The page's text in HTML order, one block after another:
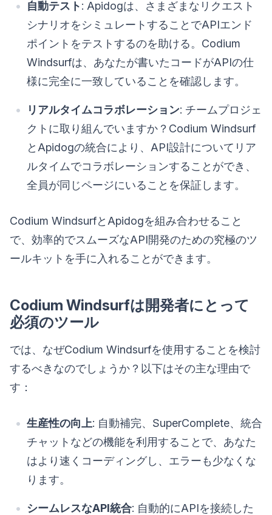
自動テスト: Apidogは、さまざまなリクエスト
シナリオをシミュレートすることでAPIエンド
ポイントをテストするのを助ける。Codium
Windsurfは、あなたが書いたコードがAPIの仕
様に完全に一致していることを確認します。
リアルタイムコラボレーション: チームプロジェ
クトに取り組んでいますか？Codium Windsurf
とApidogの統合により、API設計についてリア
ルタイムでコラボレーションすることができ、
全員が同じページにいることを保証します。
Codium WindsurfとApidogを組み合わせること
で、効率的でスムーズなAPI開発のための究極のツ
ールキットを手に入れることができます。
Codium Windsurfは開発者にとって
必須のツール
では、なぜCodium Windsurfを使用することを検討
するべきなのでしょうか？以下はその主な理由で
す：
生産性の向上: 自動補完、SuperComplete、統合
チャットなどの機能を利用することで、あなた
はより速くコーディングし、エラーも少なくな
ります。
シームレスなAPI統合: 自動的にAPIを接続した